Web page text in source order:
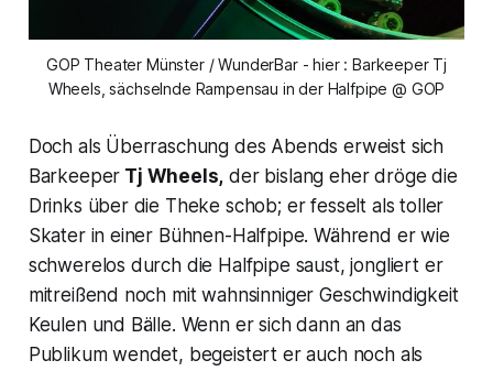
GOP Theater Münster / WunderBar - hier : Barkeeper Tj
Wheels, sächselnde Rampensau in der Halfpipe @ GOP
Doch als Überraschung des Abends erweist sich
Barkeeper Tj Wheels, der bislang eher dröge die
Drinks über die Theke schob; er fesselt als toller
Skater in einer Bühnen-Halfpipe. Während er wie
schwerelos durch die Halfpipe saust, jongliert er
mitreißend noch mit wahnsinniger Geschwindigkeit
Keulen und Bälle. Wenn er sich dann an das
Publikum wendet, begeistert er auch noch als